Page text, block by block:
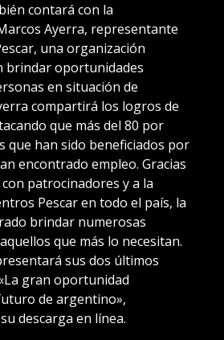
contará con la
Ayerra, representante
una organización
brindar oportunidades
en situación de
compartirá los logros de
que más del 80 por
que han sido beneficiados por
encontrado empleo. Gracias
patrocinadores y a la
Pescar en todo el país, la
brindar numerosas
que más lo necesitan.
sus dos últimos
gran oportunidad
de argentino»,
descarga en línea.